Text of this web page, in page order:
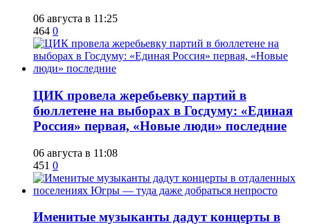
06 августа в 11:25
464 0
ЦИК провела жеребьевку партий в
бюллетене на выборах в Госдуму: «Единая
Россия» первая, «Новые люди» последние
06 августа в 11:08
451 0
Именитые музыканты дадут концерты в